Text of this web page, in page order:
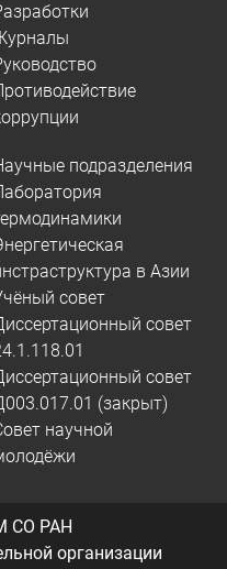
подразделения
в Азии
совет
совет
совет
(закрыт)
научной
СО РАН
организации